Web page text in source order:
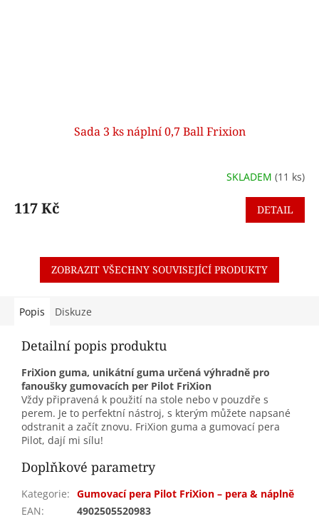
Sada 3 ks náplní 0,7 Ball Frixion
SKLADEM (11 ks)
117 Kč DETAIL
ZOBRAZIT VŠECHNY SOUVISEJÍCÍ PRODUKTY
Popis Diskuze
Detailní popis produktu
FriXion guma, unikátní guma určená výhradně pro
fanoušky gumovacích per Pilot FriXion
Vždy připravená k použití na stole nebo v pouzdře s
perem. Je to perfektní nástroj, s kterým můžete napsané
odstranit a začít znovu. FriXion guma a gumovací pera
Pilot, dají mi sílu!
Doplňkové parametry
Kategorie: Gumovací pera Pilot FriXion – pera & náplně
EAN: 4902505520983